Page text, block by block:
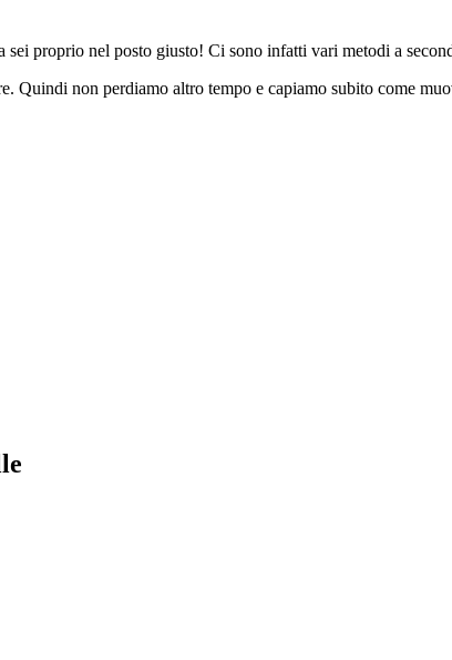
sei proprio nel posto giusto! Ci sono infatti vari metodi a
Quindi non perdiamo altro tempo e capiamo subito come